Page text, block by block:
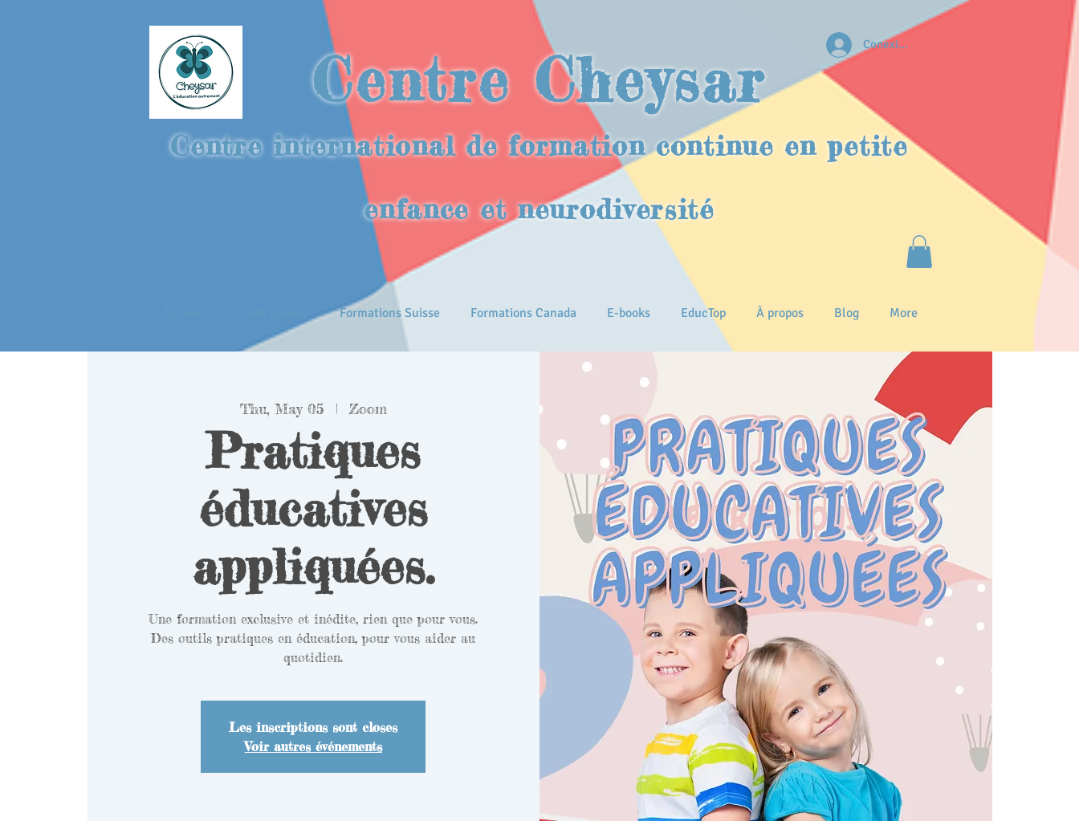
Centre Cheysar
Centre international de formation continue en petite
enfance et neurodiversité
Conexion
Formations Suisse Formations Canada E-books EducTop À propos Blog More
Thu, May 05
  |
Zoom
Pratiques
éducatives
appliquées.
Une formation exclusive et inédite, rien que pour vous.
Des outils pratiques en éducation, pour vous aider au
Les inscriptions sont closes
Voir autres événements